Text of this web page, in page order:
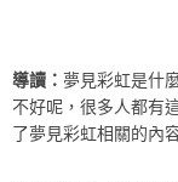
導讀： 夢見彩虹是什
不好呢，很多人都有
了夢見彩虹相關的內